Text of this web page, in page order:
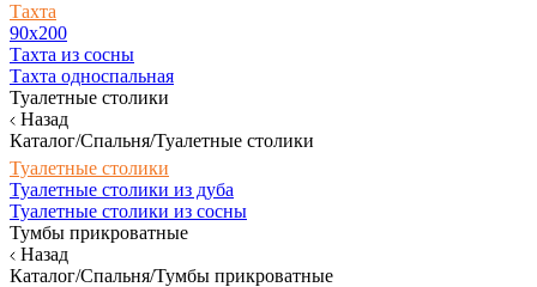
Тахта
90х200
Тахта из сосны
Тахта односпальная
Туалетные столики
Назад
Каталог/Спальня/Туалетные столики
Туалетные столики
Туалетные столики из дуба
Туалетные столики из сосны
Тумбы прикроватные
Назад
Каталог/Спальня/Тумбы прикроватные